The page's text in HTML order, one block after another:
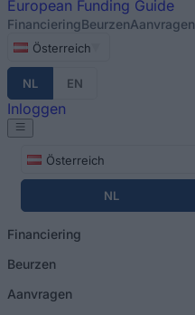
European Funding Guide
FinancieringBeurzenAanvragen
Österreich
NL EN
Inloggen
Österreich
NL
Financiering
Beurzen
Aanvragen